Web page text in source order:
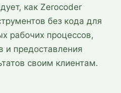
как Zerocoder
без кода для
рабочих процессов,
и предоставления
своим клиентам.